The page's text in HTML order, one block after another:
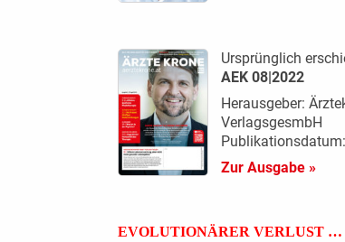
Ursprünglich
AEK 08|2022
Herausgeber:
VerlagsgesmbH
Zur Ausgabe »
EVOLUTIONÄRER VERLUST …